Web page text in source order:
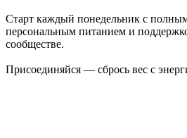
Старт каждый понедельник с
персональным питанием и
сообществе.
Присоединяйся — сбрось вес с